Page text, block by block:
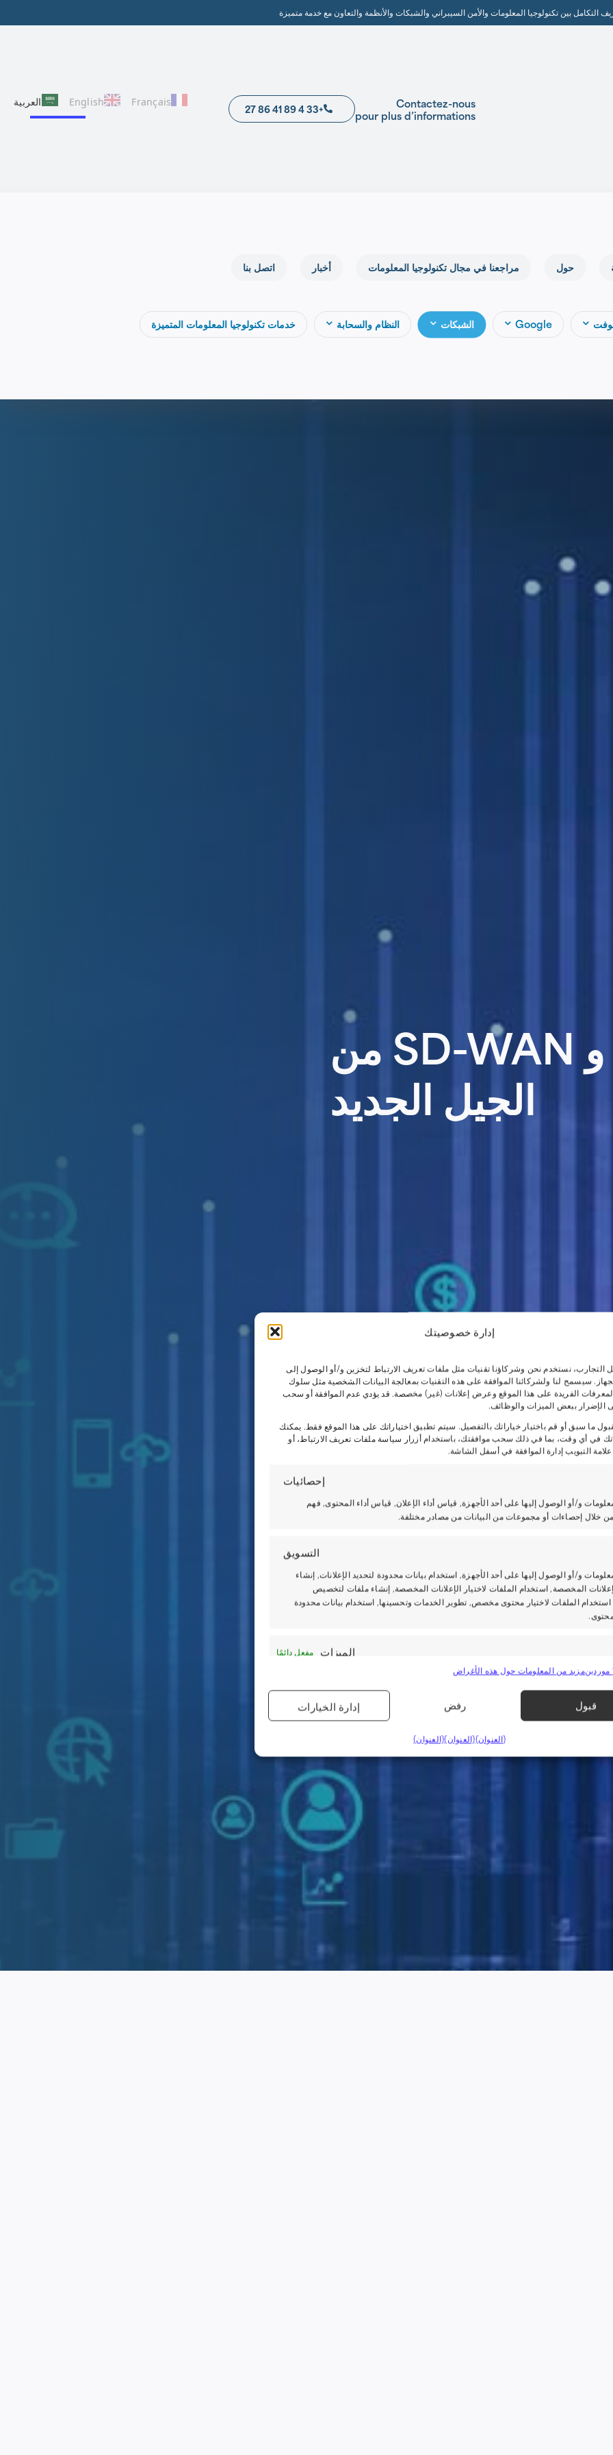
إدارة خصوصيتك
التجارب، نستخدم نحن وشركاؤنا تقنيات مثل ملفات تعريف الارتباط لتخزين و/أو الوصول إلى
سيسمح لنا ولشركائنا الموافقة على هذه التقنيات بمعالجة البيانات الشخصية مثل سلوك
الفريدة على هذا الموقع وعرض إعلانات (غير) مخصصة. قد يؤدي عدم الموافقة أو سحب
الإضرار ببعض الميزات والوظائف.
ما سبق أو قم باختيار خياراتك بالتفصيل. سيتم تطبيق اختياراتك على هذا الموقع فقط. يمكنك
في أي وقت، بما في ذلك سحب موافقتك، باستخدام أزرار سياسة ملفات تعريف الارتباط، أو
التبويب إدارة الموافقة في أسفل الشاشة.
إحصائيات
و/أو الوصول إليها على أحد الأجهزة, قياس أداء الإعلان, قياس أداء المحتوى, فهم
خلال إحصاءات أو مجموعات من البيانات من مصادر مختلفة.
التسويق
و/أو الوصول إليها على أحد الأجهزة, استخدام بيانات محدودة لتحديد الإعلانات, إنشاء
المخصصة, استخدام الملفات لاختيار الإعلانات المخصصة, إنشاء ملفات لتخصيص
الملفات لاختيار محتوى مخصص, تطوير الخدمات وتحسينها, استخدام بيانات محدودة
الميزات مفعل دائمًا
من مصادر بيانات أخرى ودمجها, ربط أجهزة مختلفة, تحديد الأجهزة بناءً على
تلقائيًا.
ومنع الاحتيال واكتشافه وتصحيح الأخطاء, تقديم الإعلانات
وعرضهما, حفظ خيارات الخصوصية وإبلاغها.
مزيد من المعلومات حول هذه الأغراض
قبول رفض إدارة الخيارات
{العنوان}{العنوان}{العنوان}
التكامل بين تكنولوجيا المعلومات والأمن السيبراني والشبكات والأنظمة والتعاون مع خدمة متميزة
Contactez-nous
pour plus d’informations
+33 4 89 41 86 27
Français
English العربية‏
حول مراجعنا في مجال تكنولوجيا المعلومات أخبار اتصل بنا
Google الشبكات النظام والسحابة خدمات تكنولوجيا المعلومات المتميزة
شبكات WAN و SD-WAN من
الجيل الجديد